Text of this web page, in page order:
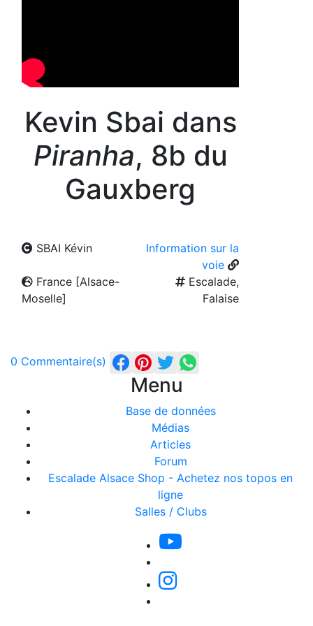
Kevin Sbai dans
Piranha, 8b du
Gauxberg
SBAI Kévin
Information sur la
voie
France [Alsace-
Moselle]
Escalade,
Falaise
0 Commentaire(s)
Menu
Base de données
Médias
Articles
Forum
Escalade Alsace Shop - Achetez nos topos en
ligne
Salles / Clubs